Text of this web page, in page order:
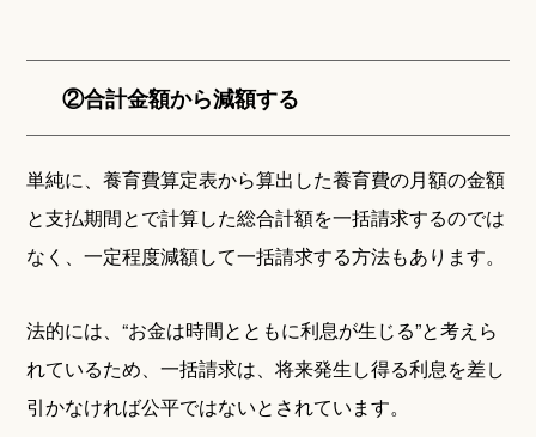
②合計金額から減額する
単純に、養育費算定表から算出した養育費の月額の金額
と支払期間とで計算した総合計額を一括請求するのでは
なく、一定程度減額して一括請求する方法もあります。
法的には、“お金は時間とともに利息が生じる”と考えら
れているため、一括請求は、将来発生し得る利息を差し
引かなければ公平ではないとされています。